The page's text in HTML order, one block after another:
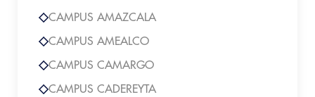
CAMPUS AMAZCALA
CAMPUS AMEALCO
CAMPUS CAMARGO
CAMPUS CADEREYTA